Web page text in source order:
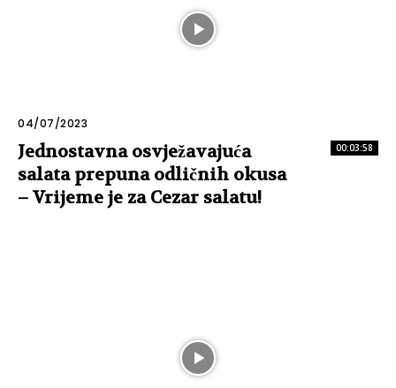
00:03:58
04/07/2023
Jednostavna osvježavajuća
salata prepuna odličnih okusa
– Vrijeme je za Cezar salatu!